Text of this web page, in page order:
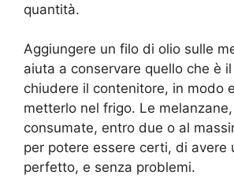
quantità.
Aggiungere un filo di olio sulle
aiuta a conservare quello che è
chiudere il contenitore, in modo
metterlo nel frigo. Le
consumate, entro due o al
per potere essere certi, di avere
perfetto, e senza problemi.